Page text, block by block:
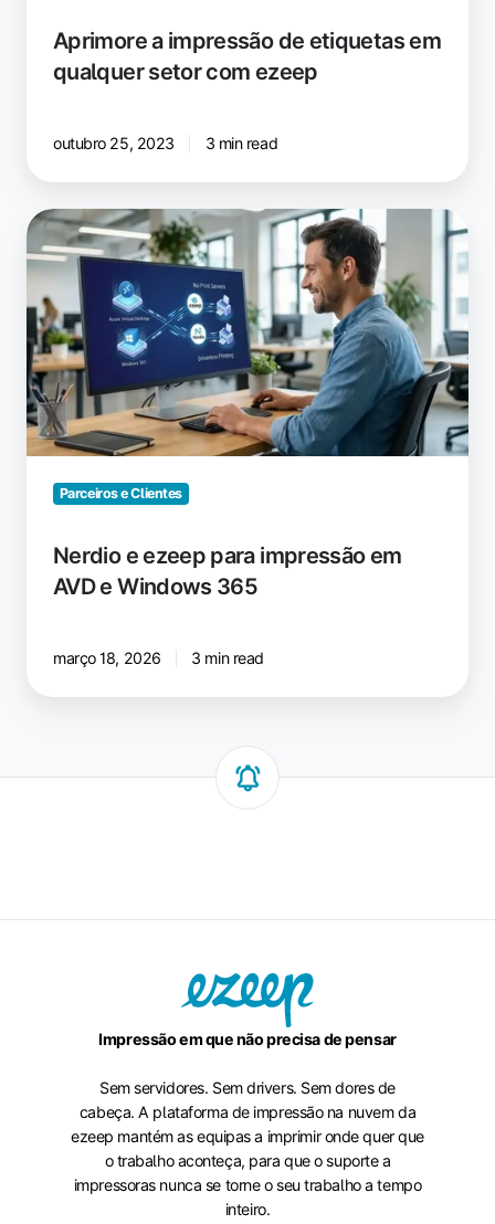
Aprimore a impressão de etiquetas em
qualquer setor com ezeep
outubro 25, 2023 3 min read
Nerdio
e
ezeep
para
impressão
em
AVD
e
Windows
365
Parceiros e Clientes
Nerdio e ezeep para impressão em
AVD e Windows 365
março 18, 2026 3 min read
Impressão em que não precisa de pensar
Sem servidores. Sem drivers. Sem dores de
cabeça. A plataforma de impressão na nuvem da
ezeep mantém as equipas a imprimir onde quer que
o trabalho aconteça, para que o suporte a
impressoras nunca se torne o seu trabalho a tempo
inteiro.